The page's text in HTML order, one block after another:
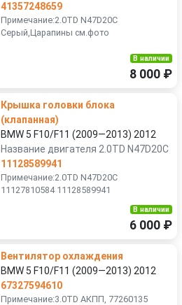
41357248659
Примечание:2.0TD N47D20C
Серый,Царапины см.фото
В наличии
8 000 ₽
Крышка головки блока
(клапанная)
BMW 5 F10/F11 (2009—2013) 2012
Название двигателя 2.0TD N47D20C
11128589941
Примечание:2.0TD N47D20C
11127810584 11128589941
В наличии
6 000 ₽
Вентилятор охлаждения
BMW 5 F10/F11 (2009—2013) 2012
67327594610
Примечание:3.0TD АКПП, 77260135